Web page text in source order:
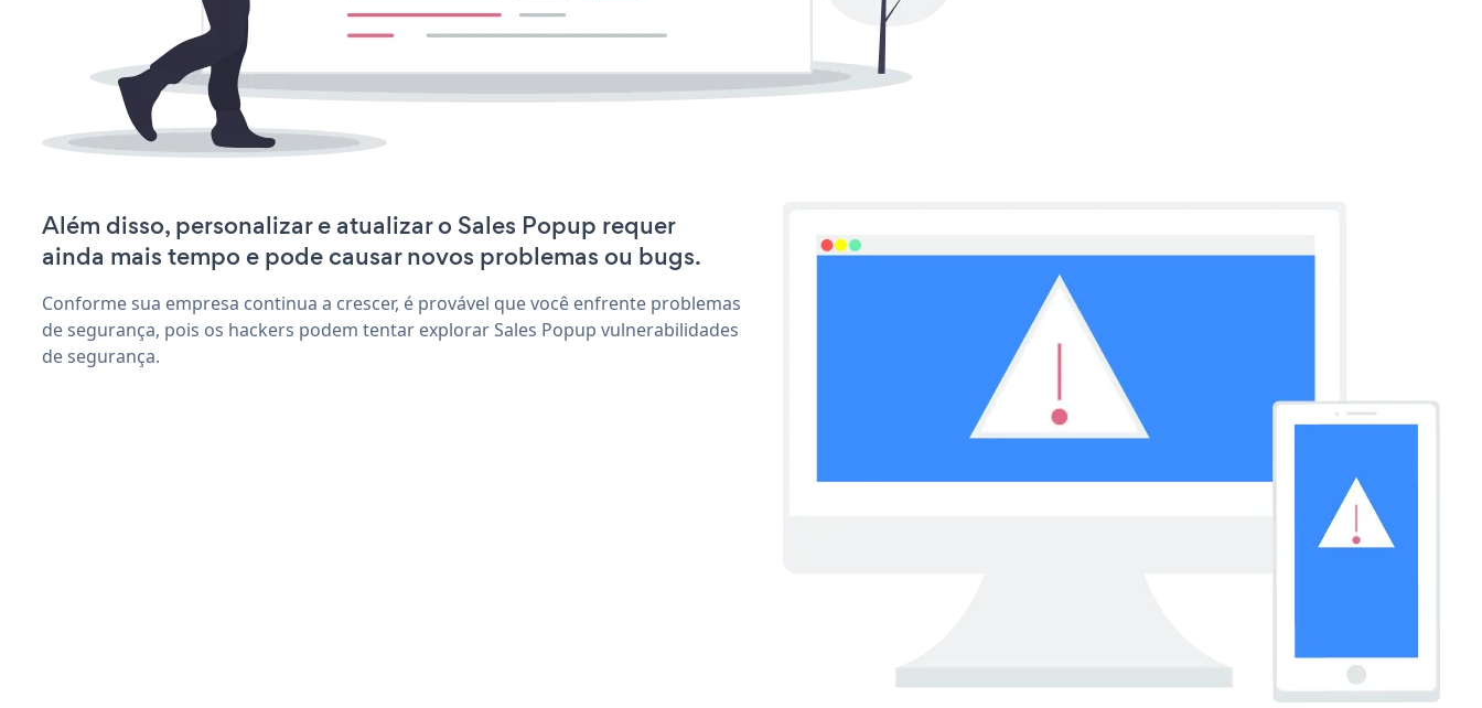
Além disso, personalizar e atualizar o Sales Popup requer
ainda mais tempo e pode causar novos problemas ou bugs.
Conforme sua empresa continua a crescer, é provável que você enfrente problemas
de segurança, pois os hackers podem tentar explorar Sales Popup vulnerabilidades
de segurança.